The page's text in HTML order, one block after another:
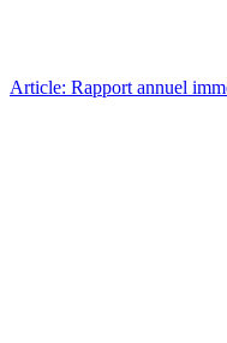
Article: Rapport annuel